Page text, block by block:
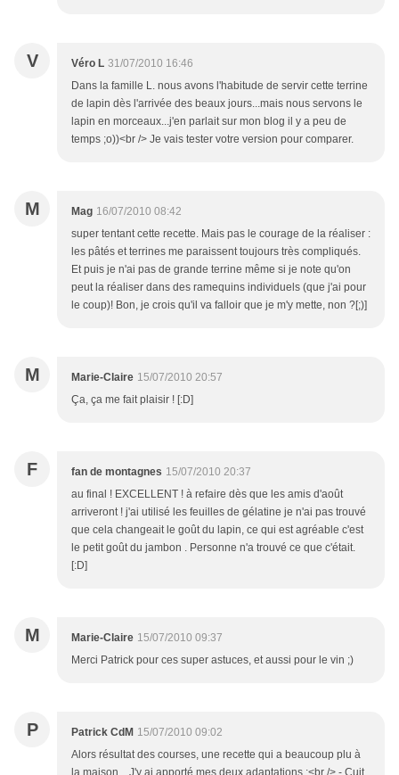
V Véro L 31/07/2010 16:46
Dans la famille L. nous avons l'habitude de servir cette terrine
de lapin dès l'arrivée des beaux jours...mais nous servons le
lapin en morceaux...j'en parlait sur mon blog il y a peu de
temps ;o))<br /> Je vais tester votre version pour comparer.
M Mag 16/07/2010 08:42
super tentant cette recette. Mais pas le courage de la réaliser :
les pâtés et terrines me paraissent toujours très compliqués.
Et puis je n'ai pas de grande terrine même si je note qu'on
peut la réaliser dans des ramequins individuels (que j'ai pour
le coup)! Bon, je crois qu'il va falloir que je m'y mette, non ?[;)]
M Marie-Claire 15/07/2010 20:57
Ça, ça me fait plaisir ! [:D]
F fan de montagnes 15/07/2010 20:37
au final ! EXCELLENT ! à refaire dès que les amis d'août
arriveront ! j'ai utilisé les feuilles de gélatine je n'ai pas trouvé
que cela changeait le goût du lapin, ce qui est agréable c'est
le petit goût du jambon . Personne n'a trouvé ce que c'était.
[:D]
M Marie-Claire 15/07/2010 09:37
Merci Patrick pour ces super astuces, et aussi pour le vin ;)
P Patrick CdM 15/07/2010 09:02
Alors résultat des courses, une recette qui a beaucoup plu à
la maison... J'y ai apporté mes deux adaptations :<br /> - Cuit